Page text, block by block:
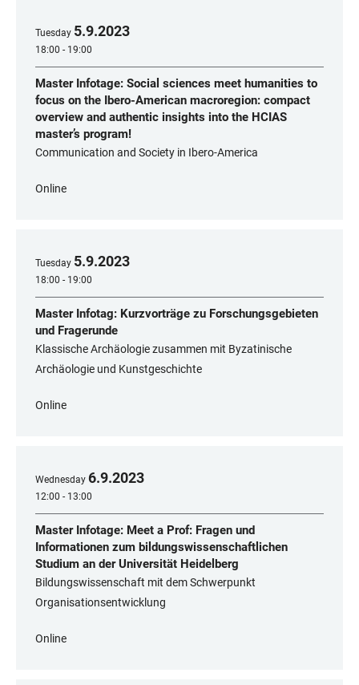
Tuesday 5.9.2023
18:00 - 19:00
Master Infotage: Social sciences meet humanities to
focus on the Ibero-American macroregion: compact
overview and authentic insights into the HCIAS
master’s program!
Communication and Society in Ibero-America
Online
Tuesday 5.9.2023
18:00 - 19:00
Master Infotag: Kurzvorträge zu Forschungsgebieten
und Fragerunde
Klassische Archäologie zusammen mit Byzatinische
Archäologie und Kunstgeschichte
Online
Wednesday 6.9.2023
12:00 - 13:00
Master Infotage: Meet a Prof: Fragen und
Informationen zum bildungswissenschaftlichen
Studium an der Universität Heidelberg
Bildungswissenschaft mit dem Schwerpunkt
Organisationsentwicklung
Online